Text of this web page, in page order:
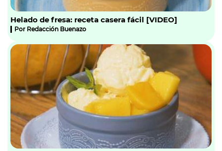
Helado de fresa: receta casera fácil [VIDEO]
Por Redacción Buenazo